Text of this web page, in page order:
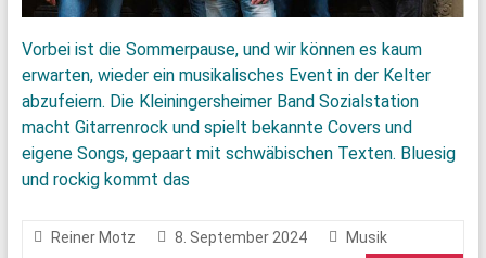
Vorbei ist die Sommerpause, und wir können es kaum
erwarten, wieder ein musikalisches Event in der Kelter
abzufeiern. Die Kleiningersheimer Band Sozialstation
macht Gitarrenrock und spielt bekannte Covers und
eigene Songs, gepaart mit schwäbischen Texten. Bluesig
und rockig kommt das
Reiner Motz 8. September 2024
Musik